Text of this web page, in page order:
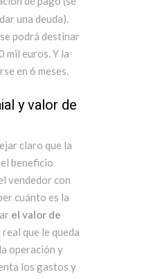
una deuda).
podrá destinar
mil euros. Y la
en 6 meses.
y valor de
claro que la
beneficio
vendedor con
cuánto es la
el valor de
que le queda
operación y
los gastos y